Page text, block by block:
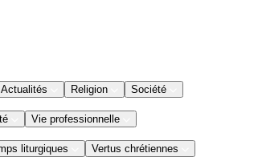
Religion Société
Vie professionnelle
liturgiques Vertus chrétiennes